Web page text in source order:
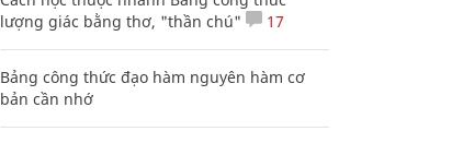
lượng giác bằng thơ, "thần chú"
17
Bảng công thức đạo hàm nguyên hàm cơ
bản cần nhớ